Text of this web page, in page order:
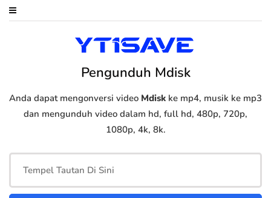
Pengunduh Mdisk
Anda dapat mengonversi video Mdisk ke mp4, musik ke mp3
dan mengunduh video dalam hd, full hd, 480p, 720p,
1080p, 4k, 8k.